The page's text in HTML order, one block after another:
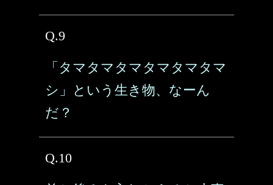
Q.9
「タマタマタマタマタマタマ
シ」という生き物、なーん
だ？
Q.10